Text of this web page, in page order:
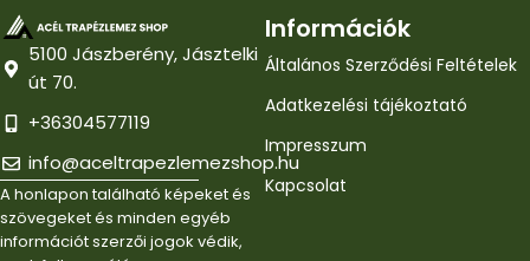
5100 Jászberény, Jásztelki
út 70.
+36304577119
info@aceltrapezlemezshop.hu
A honlapon található képeket és
szövegeket és minden egyéb
információt szerzői jogok védik,
Információk
Általános Szerződési Feltételek
Adatkezelési tájékoztató
Impresszum
Kapcsolat